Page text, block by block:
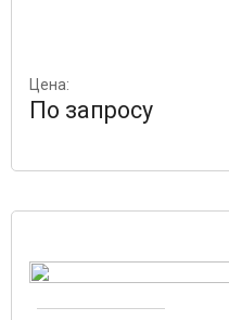
Цена:
По запросу